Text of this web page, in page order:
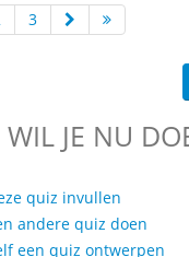
3
JE NU
quiz invullen
andere quiz doen
een quiz ontwerpen